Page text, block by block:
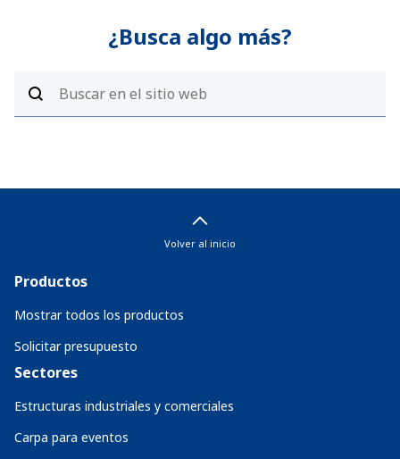
¿Busca algo más?
Volver al inicio
Productos
Mostrar todos los productos
Solicitar presupuesto
Sectores
Estructuras industriales y comerciales
Carpa para eventos